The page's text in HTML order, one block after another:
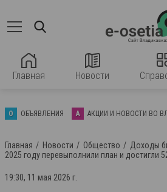
Главная Новости
О ОБЪЯВЛЕНИЯ А АКЦИИ И НОВОСТИ ВО
Главная Новости Общество
Доходы
2025 году перевыполнили план и достигли
19:30, 11 мая 2026 г.